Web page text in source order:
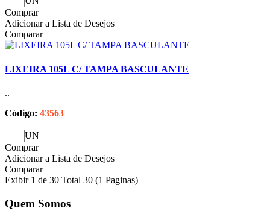
Comprar
Adicionar a Lista de Desejos
Comparar
LIXEIRA 105L C/ TAMPA BASCULANTE
..
Código: 43563
UN
Comprar
Adicionar a Lista de Desejos
Comparar
Exibir 1 de 30 Total 30 (1 Paginas)
Quem Somos